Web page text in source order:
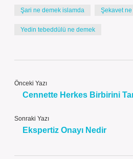
Şari ne demek islamda Şekavet
Yedin tebeddülü ne demek
Önceki Yazı
Cennette Herkes Birbirini
Sonraki Yazı
Ekspertiz Onayı Nedir